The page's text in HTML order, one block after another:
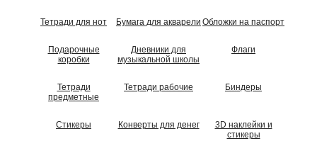
Тетради для нот Бумага для акварели Обложки на паспорт
Подарочные
коробки
Дневники для
музыкальной школы
Флаги
Тетради
предметные
Тетради рабочие Биндеры
Стикеры Конверты для денег
3D наклейки и
стикеры